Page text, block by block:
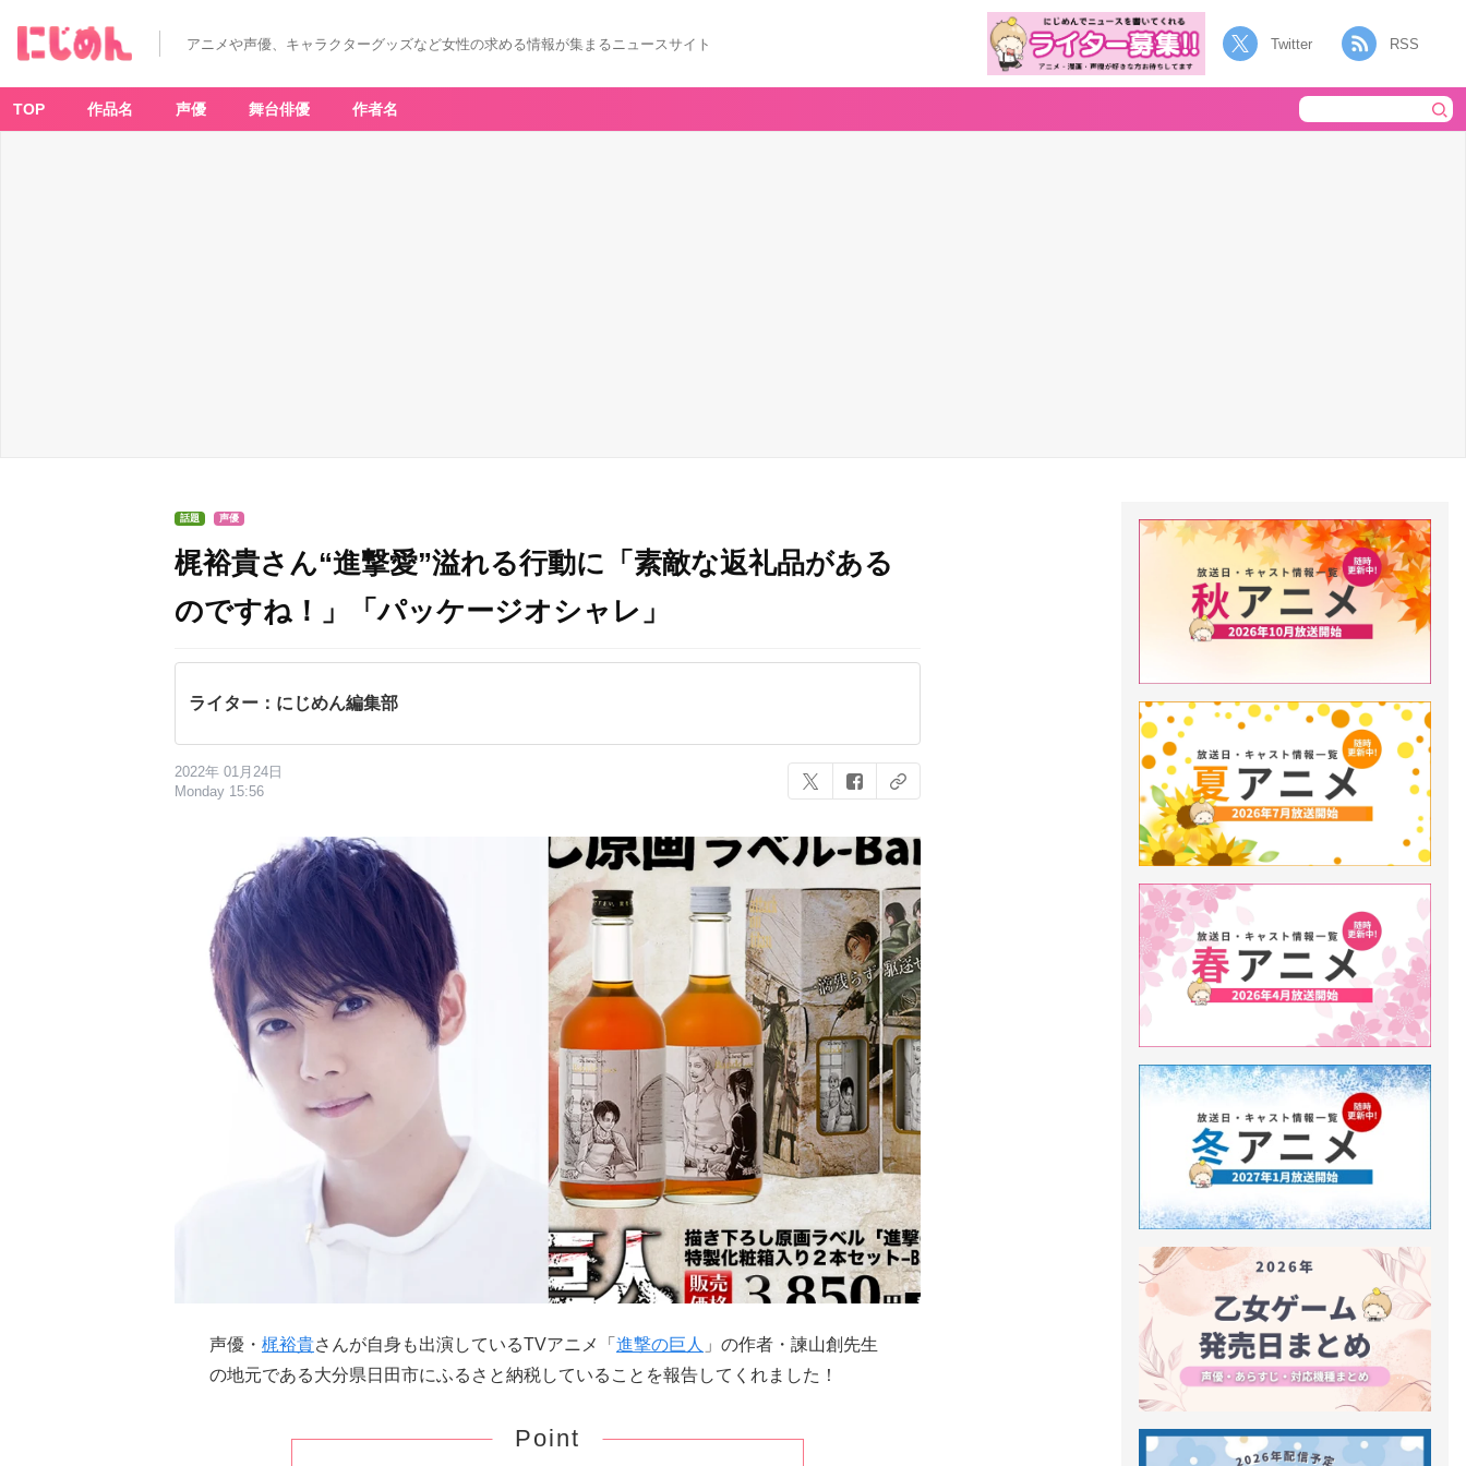
アニメや声優、キャラクターグッズなど女性の求める情報が集まるニュースサイト Twitter RSS
TOP 作品名 声優 舞台俳優 作者名
話題 声優
梶裕貴さん“進撃愛”溢れる行動に「素敵な返礼品がある
のですね！」「パッケージオシャレ」
ライター：にじめん編集部
2022年 01月24日
Monday 15:56
声優・ 梶裕貴さんが自身も出演しているTVアニメ「 進撃の巨人 」の作者・諫山創先生
の地元である大分県日田市にふるさと納税していることを報告してくれました！
Point